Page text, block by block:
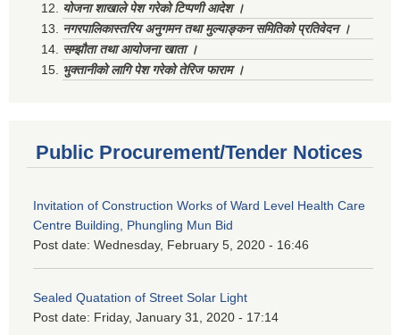
योजना शाखाले पेश गरेको टिप्पणी आदेश ।
नगरपालिकास्तरिय अनुगमन तथा मुल्याङ्कन समितिको प्रतिवेदन ।
सम्झौता तथा आयोजना खाता ।
भुक्तानीको लागि पेश गरेको तेरिज फाराम ।
Public Procurement/Tender Notices
Invitation of Construction Works of Ward Level Health Care
Centre Building, Phungling Mun Bid
Post date: Wednesday, February 5, 2020 - 16:46
Sealed Quatation of Street Solar Light
Post date: Friday, January 31, 2020 - 17:14